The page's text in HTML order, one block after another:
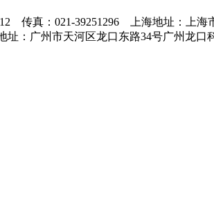
传真：021-39251296 上海地址：上
址：广州市天河区龙口东路34号广州龙